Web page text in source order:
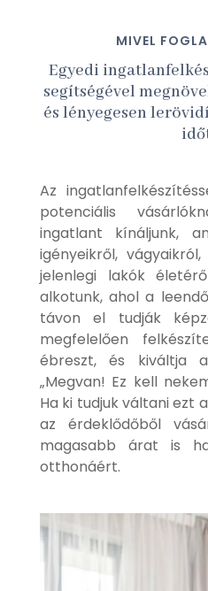
MIVEL
Egyedi
segítségével
és lényegesen
Az
potenciális
ingatlant kínáljunk,
igényeikről,
jelenlegi lakók
alkotunk, ahol a
távon el tudják
megfelelően
ébreszt, és kiváltja
„Megvan! Ez kell
Ha ki tudjuk váltani ezt
az érdeklődőből
magasabb árat is
otthonáért.